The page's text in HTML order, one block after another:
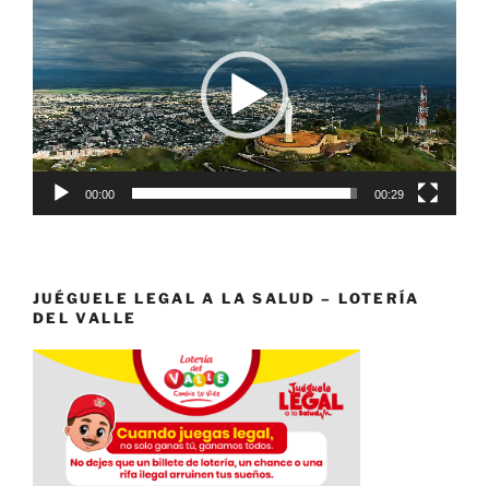
de
vídeo
00:00 00:29
JUÉGUELE LEGAL A LA SALUD – LOTERÍA
DEL VALLE